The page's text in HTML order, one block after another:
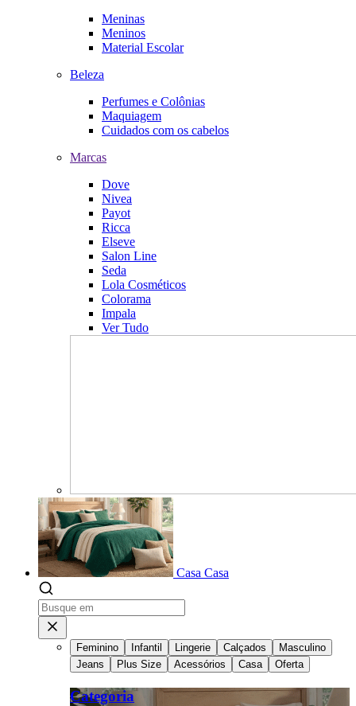
Meninas
Meninos
Material Escolar
Beleza
Perfumes e Colônias
Maquiagem
Cuidados com os cabelos
Marcas
Dove
Nivea
Payot
Ricca
Elseve
Salon Line
Seda
Lola Cosméticos
Colorama
Impala
Ver Tudo
Casa Casa
Feminino Infantil Lingerie Calçados
Masculino
Jeans
Plus Size Acessórios Casa Oferta
Categoria